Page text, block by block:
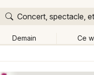
Concert, spectacle,
Demain Ce